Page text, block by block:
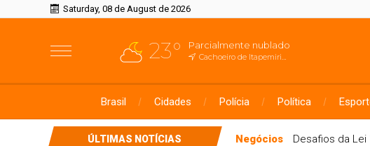
Saturday, 08 de August de 2026
23° Parcialmente nublado
Cachoeiro de Itapemirim, ES
Brasil Cidades Polícia Política
ÚLTIMAS NOTÍCIASPolíticas CONITEC abre consulta